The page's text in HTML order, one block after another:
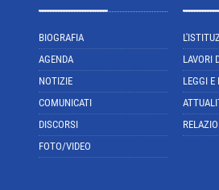
BIOGRAFIA
AGENDA
NOTIZIE
COMUNICATI
DISCORSI
FOTO/VIDEO
LAVORI
LEGGI E